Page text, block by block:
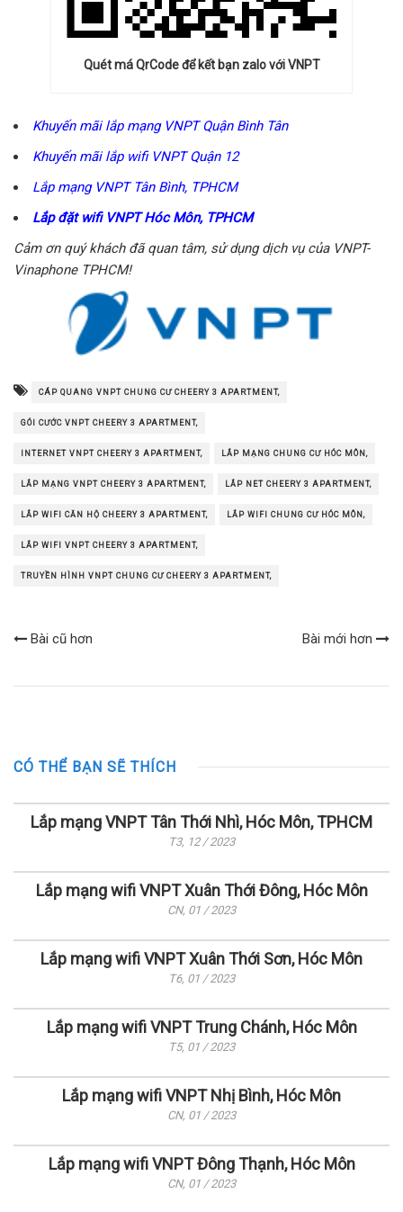
Quét má QrCode để kết bạn zalo với VNPT
Khuyến mãi lắp mạng VNPT Quận Bình Tân
Khuyến mãi lắp wifi VNPT Quận 12
Lắp mạng VNPT Tân Bình, TPHCM
Lắp đặt wifi VNPT Hóc Môn, TPHCM
Cảm ơn quý khách đã quan tâm, sử dụng dịch vụ của VNPT-
Vinaphone TPHCM!
CÁP QUANG VNPT CHUNG CƯ CHEERY 3 APARTMENT,
GÓI CƯỚC VNPT CHEERY 3 APARTMENT,
INTERNET VNPT CHEERY 3 APARTMENT, LẮP MẠNG CHUNG CƯ HÓC MÔN,
LẮP MẠNG VNPT CHEERY 3 APARTMENT, LẮP NET CHEERY 3 APARTMENT,
LẮP WIFI CĂN HỘ CHEERY 3 APARTMENT, LẮP WIFI CHUNG CƯ HÓC MÔN,
LẮP WIFI VNPT CHEERY 3 APARTMENT,
TRUYỀN HÌNH VNPT CHUNG CƯ CHEERY 3 APARTMENT,
Bài cũ hơn Bài mới hơn
CÓ THỂ BẠN SẼ THÍCH
Lắp mạng VNPT Tân Thới Nhì, Hóc Môn, TPHCM
T3, 12 / 2023
Lắp mạng wifi VNPT Xuân Thới Đông, Hóc Môn
CN, 01 / 2023
Lắp mạng wifi VNPT Xuân Thới Sơn, Hóc Môn
T6, 01 / 2023
Lắp mạng wifi VNPT Trung Chánh, Hóc Môn
T5, 01 / 2023
Lắp mạng wifi VNPT Nhị Bình, Hóc Môn
CN, 01 / 2023
Lắp mạng wifi VNPT Đông Thạnh, Hóc Môn
CN, 01 / 2023